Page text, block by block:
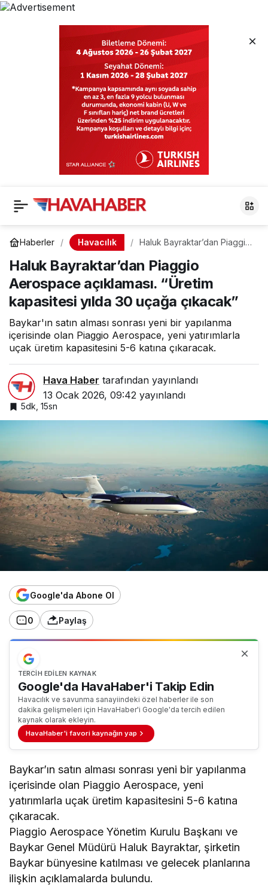
Haberler Havacılık
Haluk Bayraktar’dan Piaggio
“Üretim kapasitesi yılda 30
uçağa çıkacak”
Haluk Bayraktar’dan Piaggio
Aerospace açıklaması. “Üretim
kapasitesi yılda 30 uçağa çıkacak”
Baykar'ın satın alması sonrası yeni bir yapılanma
içerisinde olan Piaggio Aerospace, yeni yatırımlarla
uçak üretim kapasitesini 5-6 katına çıkaracak.
Hava Haber tarafından yayınlandı
13 Ocak 2026, 09:42 yayınlandı
5dk, 15sn
Google'da Abone Ol
0 Paylaş
TERCIH EDILEN KAYNAK
Google'da HavaHaber'i Takip Edin
Havacılık ve savunma sanayiindeki özel haberler ile son
dakika gelişmeleri için HavaHaber'i Google'da tercih edilen
kaynak olarak ekleyin.
HavaHaber'i favori kaynağın yap
Baykar’ın satın alması sonrası yeni bir yapılanma
içerisinde olan Piaggio Aerospace, yeni
yatırımlarla uçak üretim kapasitesini 5-6 katına
çıkaracak.
Piaggio Aerospace Yönetim Kurulu Başkanı ve
Baykar Genel Müdürü Haluk Bayraktar, şirketin
Baykar bünyesine katılması ve gelecek planlarına
ilişkin açıklamalarda bulundu.